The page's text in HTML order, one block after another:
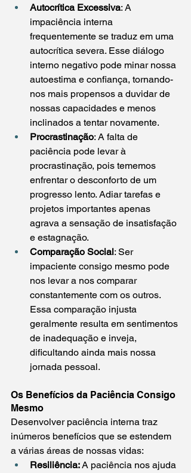
Autocrítica Excessiva: A
impaciência interna
frequentemente se traduz em uma
autocrítica severa. Esse diálogo
interno negativo pode minar nossa
autoestima e confiança, tornando-
nos mais propensos a duvidar de
nossas capacidades e menos
inclinados a tentar novamente.
Procrastinação: A falta de
paciência pode levar à
procrastinação, pois tememos
enfrentar o desconforto de um
progresso lento. Adiar tarefas e
projetos importantes apenas
agrava a sensação de insatisfação
e estagnação.
Comparação Social: Ser
impaciente consigo mesmo pode
nos levar a nos comparar
constantemente com os outros.
Essa comparação injusta
geralmente resulta em sentimentos
de inadequação e inveja,
dificultando ainda mais nossa
jornada pessoal.
Os Benefícios da Paciência Consigo
Mesmo
Desenvolver paciência interna traz
inúmeros benefícios que se estendem
a várias áreas de nossas vidas:
Resiliência: A paciência nos ajuda